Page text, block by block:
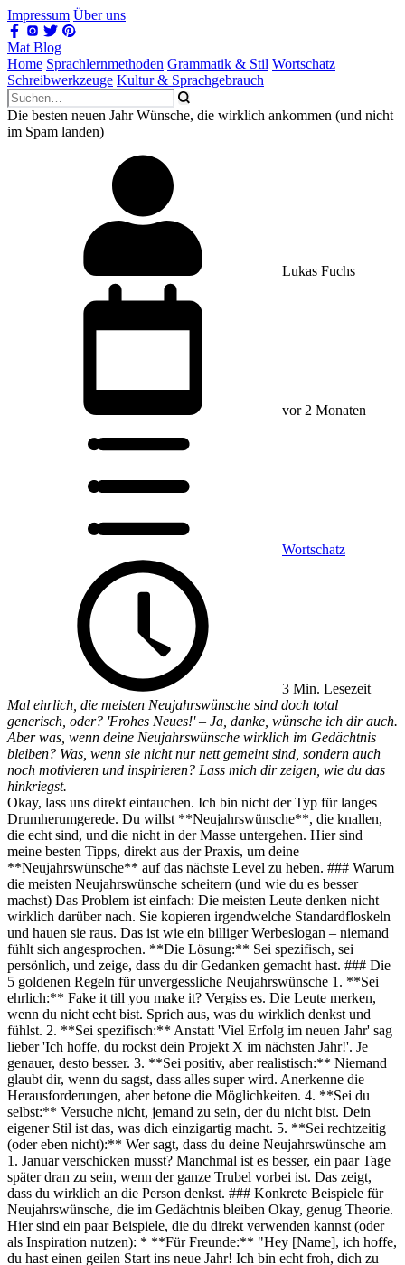
Impressum Über uns
Mat Blog
Home Sprachlernmethoden Grammatik & Stil Wortschatz
Schreibwerkzeuge Kultur & Sprachgebrauch
Die besten neuen Jahr Wünsche, die wirklich ankommen (und nicht
im Spam landen)
Lukas Fuchs
vor 2 Monaten
Wortschatz
3 Min. Lesezeit
Mal ehrlich, die meisten Neujahrswünsche sind doch total
generisch, oder? 'Frohes Neues!' – Ja, danke, wünsche ich dir auch.
Aber was, wenn deine Neujahrswünsche wirklich im Gedächtnis
bleiben? Was, wenn sie nicht nur nett gemeint sind, sondern auch
noch motivieren und inspirieren? Lass mich dir zeigen, wie du das
hinkriegst.
Okay, lass uns direkt eintauchen. Ich bin nicht der Typ für langes
Drumherumgerede. Du willst **Neujahrswünsche**, die knallen,
die echt sind, und die nicht in der Masse untergehen. Hier sind
meine besten Tipps, direkt aus der Praxis, um deine
**Neujahrswünsche** auf das nächste Level zu heben. ### Warum
die meisten Neujahrswünsche scheitern (und wie du es besser
machst) Das Problem ist einfach: Die meisten Leute denken nicht
wirklich darüber nach. Sie kopieren irgendwelche Standardfloskeln
und hauen sie raus. Das ist wie ein billiger Werbeslogan – niemand
fühlt sich angesprochen. **Die Lösung:** Sei spezifisch, sei
persönlich, und zeige, dass du dir Gedanken gemacht hast. ### Die
5 goldenen Regeln für unvergessliche Neujahrswünsche 1. **Sei
ehrlich:** Fake it till you make it? Vergiss es. Die Leute merken,
wenn du nicht echt bist. Sprich aus, was du wirklich denkst und
fühlst. 2. **Sei spezifisch:** Anstatt 'Viel Erfolg im neuen Jahr' sag
lieber 'Ich hoffe, du rockst dein Projekt X im nächsten Jahr!'. Je
genauer, desto besser. 3. **Sei positiv, aber realistisch:** Niemand
glaubt dir, wenn du sagst, dass alles super wird. Anerkenne die
Herausforderungen, aber betone die Möglichkeiten. 4. **Sei du
selbst:** Versuche nicht, jemand zu sein, der du nicht bist. Dein
eigener Stil ist das, was dich einzigartig macht. 5. **Sei rechtzeitig
(oder eben nicht):** Wer sagt, dass du deine Neujahrswünsche am
1. Januar verschicken musst? Manchmal ist es besser, ein paar Tage
später dran zu sein, wenn der ganze Trubel vorbei ist. Das zeigt,
dass du wirklich an die Person denkst. ### Konkrete Beispiele für
Neujahrswünsche, die im Gedächtnis bleiben Okay, genug Theorie.
Hier sind ein paar Beispiele, die du direkt verwenden kannst (oder
als Inspiration nutzen): * **Für Freunde:** "Hey [Name], ich hoffe,
du hast einen geilen Start ins neue Jahr! Ich bin echt froh, dich zu